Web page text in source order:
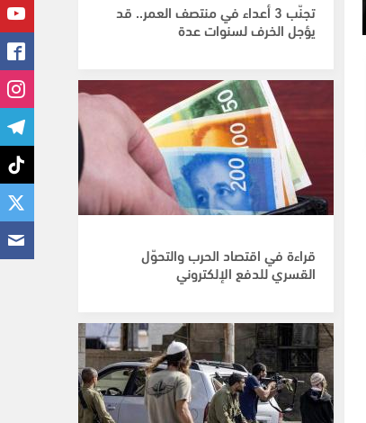
تجنّب 3 أعداء في منتصف العمر.. قد
يؤجل الخرف لسنوات عدة
قراءة في اقتصاد الحرب والتحوّل
القسري للدفع الإلكتروني